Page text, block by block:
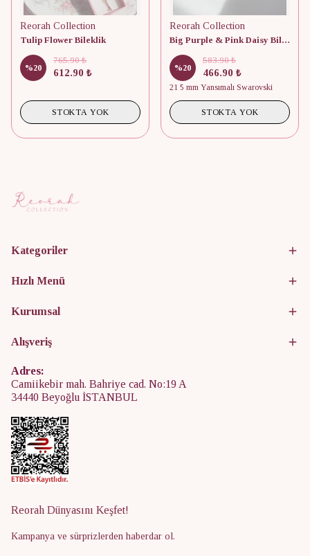
Reorah Collection
Tulip Flower Bileklik
%20
765.90 ₺
612.90 ₺
STOKTA YOK
Reorah Collection
Big Purple & Pink Daisy Bilezik
%20
583.90 ₺
466.90 ₺
21 5 mm Yansımalı Swarovski
STOKTA YOK
Kategoriler
Hızlı Menü
Kurumsal
Alışveriş
Adres:
Camiikebir mah. Bahriye cad. No:19 A
34440 Beyoğlu İSTANBUL
Reorah Dünyasını Keşfet!
Kampanya ve sürprizlerden haberdar ol.